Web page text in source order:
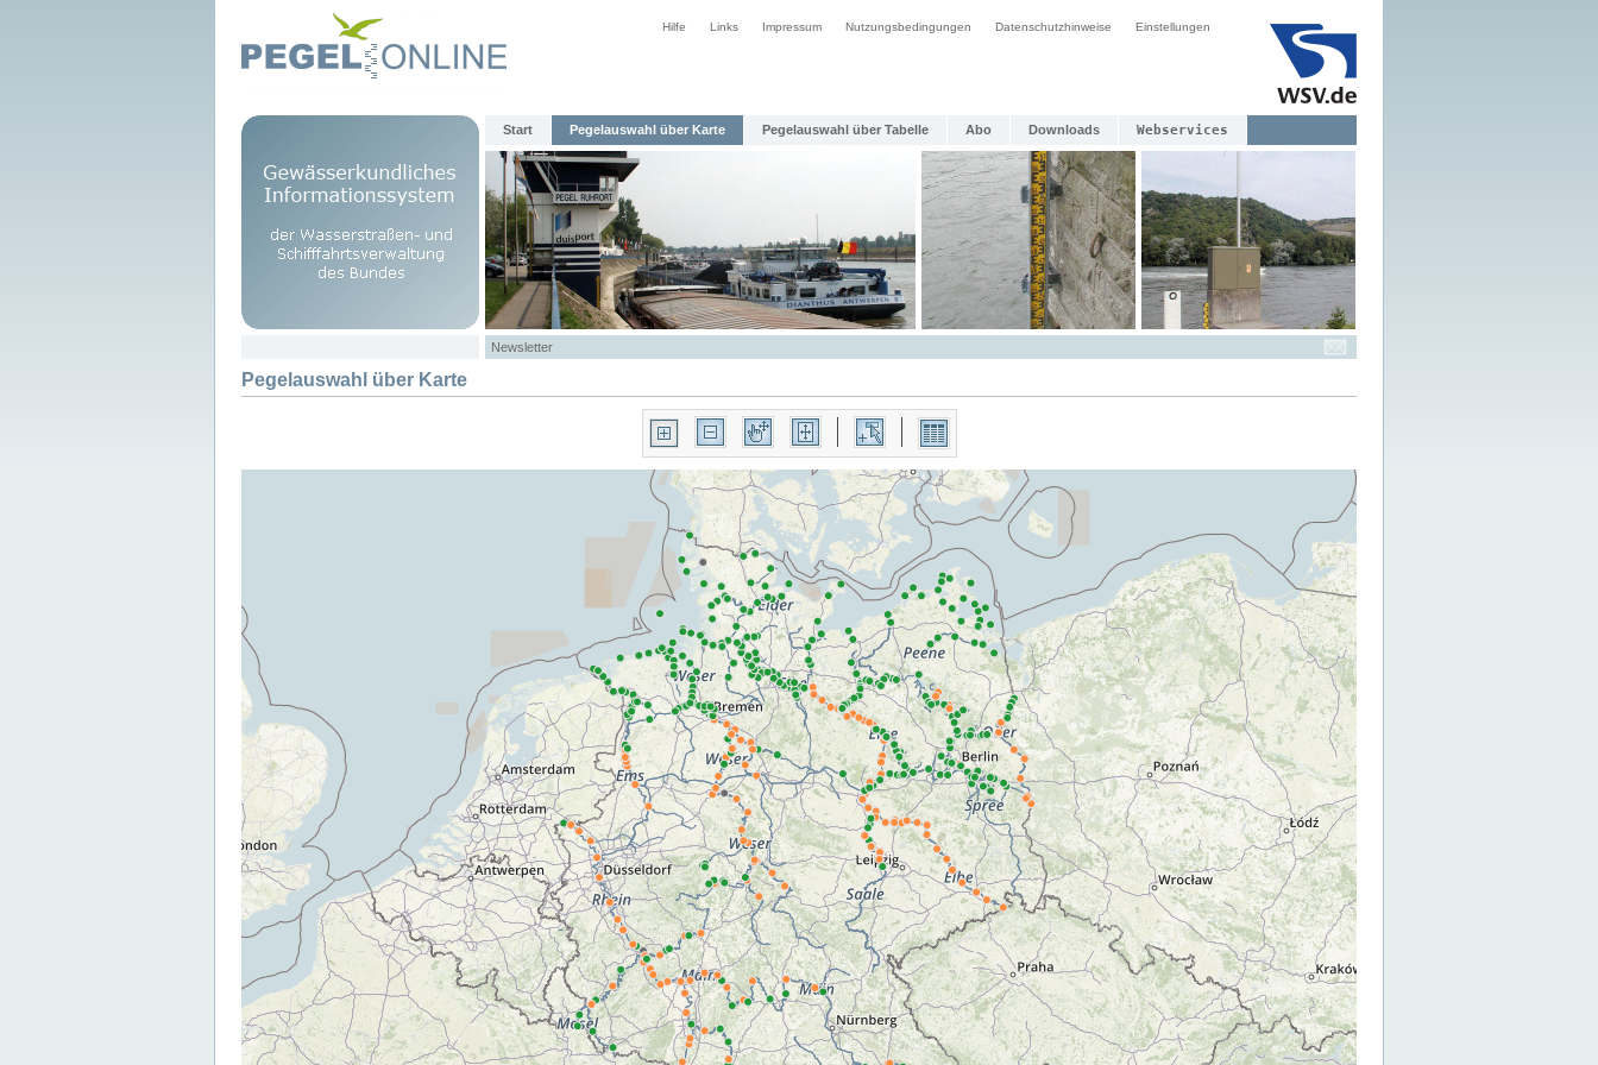
Hilfe Links Impressum Nutzungsbedingungen Datenschutzhinweise Einstellungen
Start Pegelauswahl über Karte Pegelauswahl über Tabelle Abo Downloads Webservices
Newsletter
Pegelauswahl über Karte